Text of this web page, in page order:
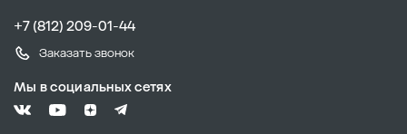
+7 (812) 209-01-44
Заказать звонок
Мы в социальных сетях